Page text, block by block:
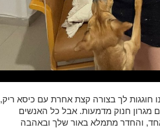
חוגגות לך בצורה קצת אחרת עם כיסא ריק,
מגרון חנוק מדמעות. אבל כל האנשים
והחדר מתמלא באור שלך ובאהבה